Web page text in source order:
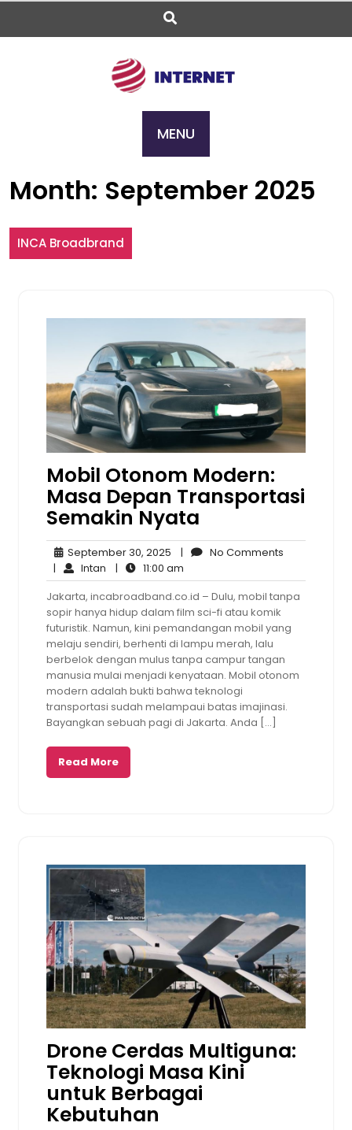
Skip
content
MENU
Month: September 2025
INCA Broadbrand
Mobil Otonom Modern:
Masa Depan Transportasi
Semakin Nyata
September 30, 2025 September
30,
2025
| No Comments
| Intan Intan
| 11:00 am
am
Jakarta, incabroadband.co.id – Dulu, mobil tanpa
sopir hanya hidup dalam film sci-fi atau komik
futuristik. Namun, kini pemandangan mobil yang
melaju sendiri, berhenti di lampu merah, lalu
berbelok dengan mulus tanpa campur tangan
manusia mulai menjadi kenyataan. Mobil otonom
modern adalah bukti bahwa teknologi
transportasi sudah melampaui batas imajinasi.
Bayangkan sebuah pagi di Jakarta. Anda […]
Read More
Drone Cerdas Multiguna:
Teknologi Masa Kini
untuk Berbagai
Kebutuhan